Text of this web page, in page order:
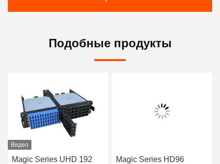
Подобные продукты
Видео
Magic Series UHD 192
Magic Series HD96